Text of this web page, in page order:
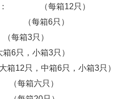
（每箱12 只）
（每箱6只）
（每箱3只）
箱6只，小箱3只）
箱12 只，中箱6只，小箱3只）
（每箱六只）